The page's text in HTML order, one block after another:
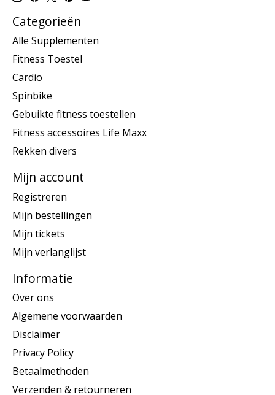
Categorieën
Alle Supplementen
Fitness Toestel
Cardio
Spinbike
Gebuikte fitness toestellen
Fitness accessoires Life Maxx
Rekken divers
Mijn account
Registreren
Mijn bestellingen
Mijn tickets
Mijn verlanglijst
Informatie
Over ons
Algemene voorwaarden
Disclaimer
Privacy Policy
Betaalmethoden
Verzenden & retourneren